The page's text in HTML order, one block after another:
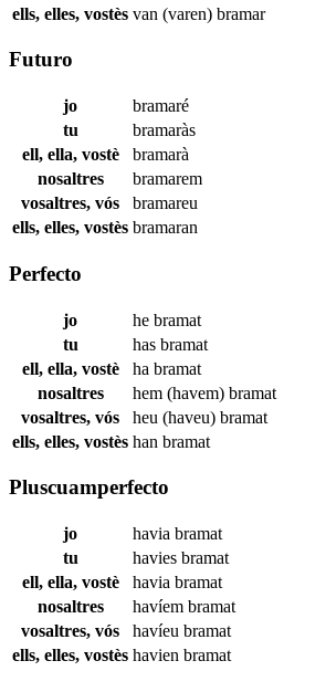
ells, elles, vostès van (varen) bramar
Futuro
jo
bramaré
tu
bramaràs
ell, ella, vostè
bramarà
nosaltres
bramarem
vosaltres, vós
bramareu
ells, elles, vostès bramaran
Perfecto
jo he bramat
tu
has bramat
ell, ella, vostè
ha bramat
nosaltres
hem (havem) bramat
vosaltres, vós
heu (haveu) bramat
ells, elles, vostès han bramat
Pluscuamperfecto
jo havia bramat
tu
havies bramat
ell, ella, vostè
havia bramat
nosaltres
havíem bramat
vosaltres, vós
havíeu bramat
ells, elles, vostès havien bramat